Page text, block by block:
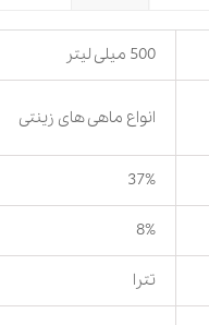
500 میلی لیتر
انواع ماهی های زینتی
37%
8%
تترا